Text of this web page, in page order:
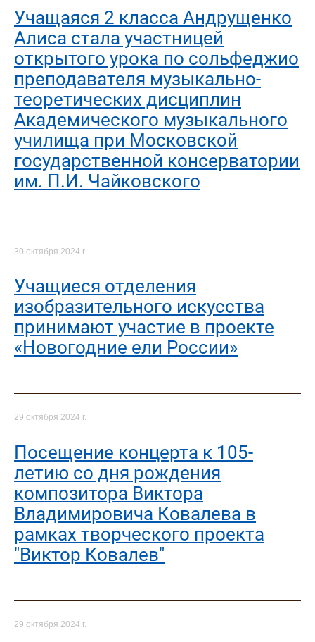
Учащаяся 2 класса Андрущенко
Алиса стала участницей
открытого урока по сольфеджио
преподавателя музыкально-
теоретических дисциплин
Академического музыкального
училища при Московской
государственной консерватории
им. П.И. Чайковского
30 октября 2024 г.
Учащиеся отделения
изобразительного искусства
принимают участие в проекте
«Новогодние ели России»
29 октября 2024 г.
Посещение концерта к 105-
летию со дня рождения
композитора Виктора
Владимировича Ковалева в
рамках творческого проекта
"Виктор Ковалев"
29 октября 2024 г.